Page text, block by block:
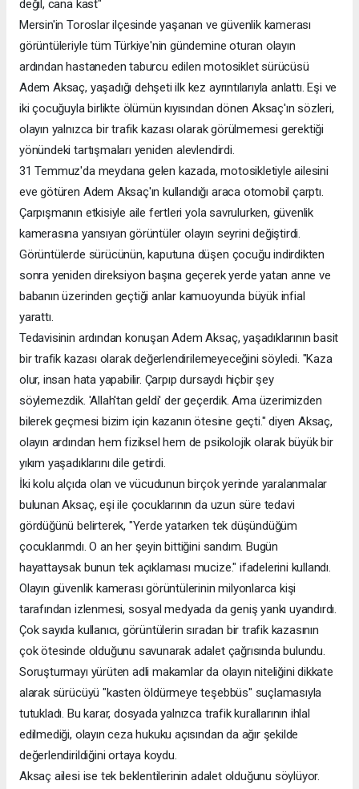
değil, cana kast"
Mersin'in Toroslar ilçesinde yaşanan ve güvenlik kamerası
görüntüleriyle tüm Türkiye'nin gündemine oturan olayın
ardından hastaneden taburcu edilen motosiklet sürücüsü
Adem Aksaç, yaşadığı dehşeti ilk kez ayrıntılarıyla anlattı. Eşi ve
iki çocuğuyla birlikte ölümün kıyısından dönen Aksaç'ın sözleri,
olayın yalnızca bir trafik kazası olarak görülmemesi gerektiği
yönündeki tartışmaları yeniden alevlendirdi.
31 Temmuz'da meydana gelen kazada, motosikletiyle ailesini
eve götüren Adem Aksaç'ın kullandığı araca otomobil çarptı.
Çarpışmanın etkisiyle aile fertleri yola savrulurken, güvenlik
kamerasına yansıyan görüntüler olayın seyrini değiştirdi.
Görüntülerde sürücünün, kaputuna düşen çocuğu indirdikten
sonra yeniden direksiyon başına geçerek yerde yatan anne ve
babanın üzerinden geçtiği anlar kamuoyunda büyük infial
yarattı.
Tedavisinin ardından konuşan Adem Aksaç, yaşadıklarının basit
bir trafik kazası olarak değerlendirilemeyeceğini söyledi. "Kaza
olur, insan hata yapabilir. Çarpıp dursaydı hiçbir şey
söylemezdik. 'Allah'tan geldi' der geçerdik. Ama üzerimizden
bilerek geçmesi bizim için kazanın ötesine geçti." diyen Aksaç,
olayın ardından hem fiziksel hem de psikolojik olarak büyük bir
yıkım yaşadıklarını dile getirdi.
İki kolu alçıda olan ve vücudunun birçok yerinde yaralanmalar
bulunan Aksaç, eşi ile çocuklarının da uzun süre tedavi
gördüğünü belirterek, "Yerde yatarken tek düşündüğüm
çocuklarımdı. O an her şeyin bittiğini sandım. Bugün
hayattaysak bunun tek açıklaması mucize." ifadelerini kullandı.
Olayın güvenlik kamerası görüntülerinin milyonlarca kişi
tarafından izlenmesi, sosyal medyada da geniş yankı uyandırdı.
Çok sayıda kullanıcı, görüntülerin sıradan bir trafik kazasının
çok ötesinde olduğunu savunarak adalet çağrısında bulundu.
Soruşturmayı yürüten adli makamlar da olayın niteliğini dikkate
alarak sürücüyü "kasten öldürmeye teşebbüs" suçlamasıyla
tutukladı. Bu karar, dosyada yalnızca trafik kurallarının ihlal
edilmediği, olayın ceza hukuku açısından da ağır şekilde
değerlendirildiğini ortaya koydu.
Aksaç ailesi ise tek beklentilerinin adalet olduğunu söylüyor.